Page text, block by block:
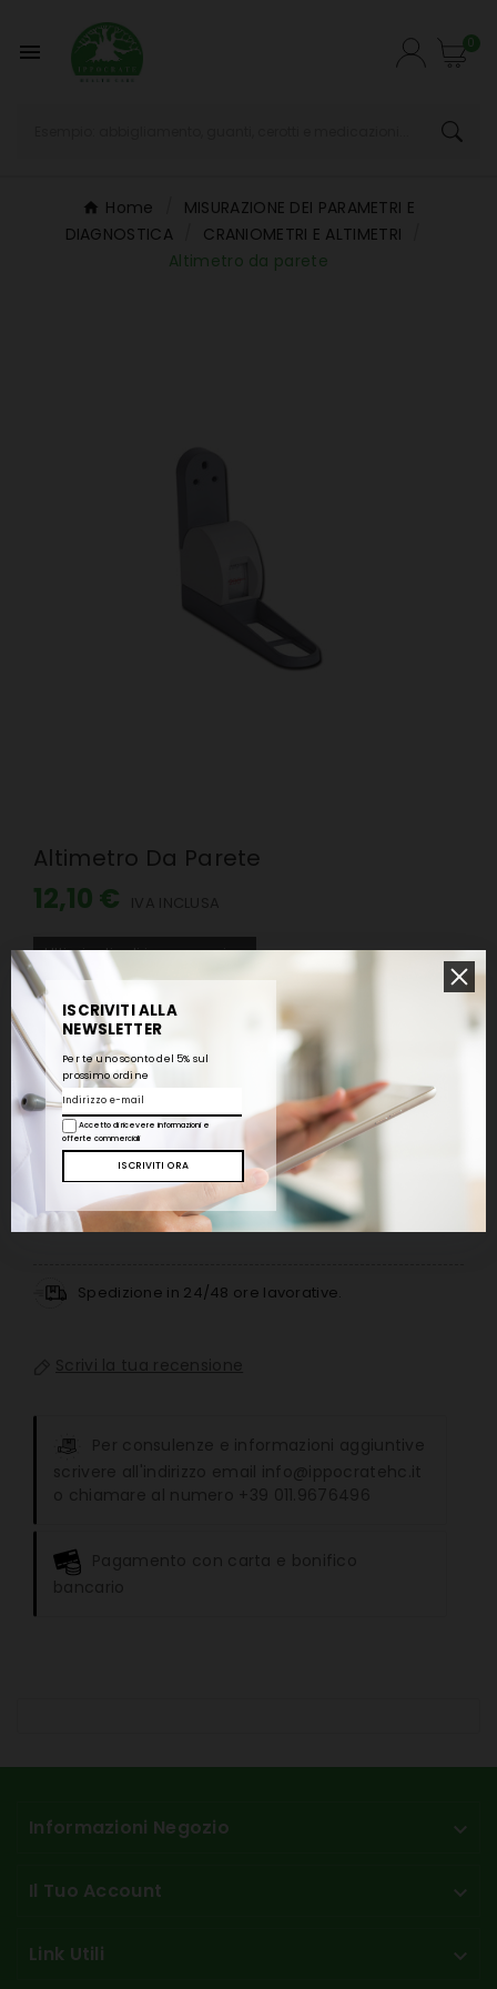
 0
Home
MISURAZIONE DEI PARAMETRI E
DIAGNOSTICA
CRANIOMETRI E ALTIMETRI
Altimetro da parete
Altimetro Da Parete
12,10 €
Ultimi articoli in magazzino
Scala 0-200 cm
QUANTITÀ:
 Aggiungi Al Carrello

Spedizione in 24/48 ore lavorative.
Informazioni Negozio 
Il Tuo Account 
Link Utili 
ISCRIVITI ALLA
NEWSLETTER
Per te uno sconto del 5% sul
prossimo ordine
Accetto di ricevere informazioni e
offerte commerciali